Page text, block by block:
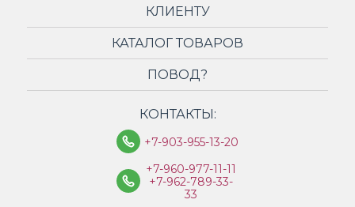
КЛИЕНТУ
КАТАЛОГ ТОВАРОВ
ПОВОД?
КОНТАКТЫ:
+7-903-955-13-20
+7-960-977-11-11
+7-962-789-33-
33